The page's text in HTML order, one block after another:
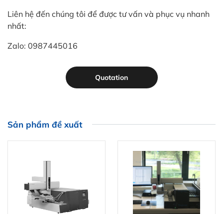
Liên hệ đến chúng tôi để được tư vấn và phục vụ nhanh
nhất:
Zalo: 0987445016
Quotation
Sản phẩm đề xuất